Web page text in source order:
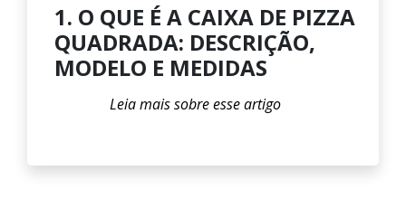
1. O QUE É A CAIXA DE PIZZA
QUADRADA: DESCRIÇÃO,
MODELO E MEDIDAS